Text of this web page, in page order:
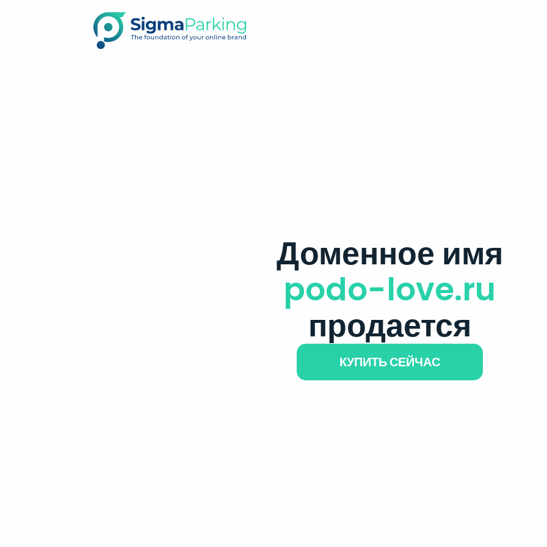
Доменное имя
podo-love.ru
продается
КУПИТЬ СЕЙЧАС